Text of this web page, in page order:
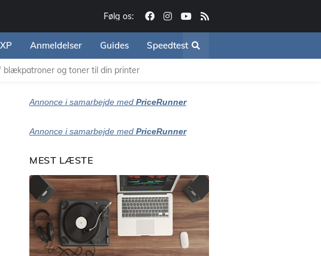
Følg os:
Anmeldelser Guides Speedtest
blækpatroner og toner til din printer
Annonce i samarbejde med PriceRunner
Annonce i samarbejde med PriceRunner
MEST LÆSTE